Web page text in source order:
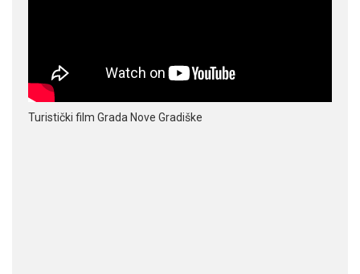
Turistički film Grada Nove Gradiške